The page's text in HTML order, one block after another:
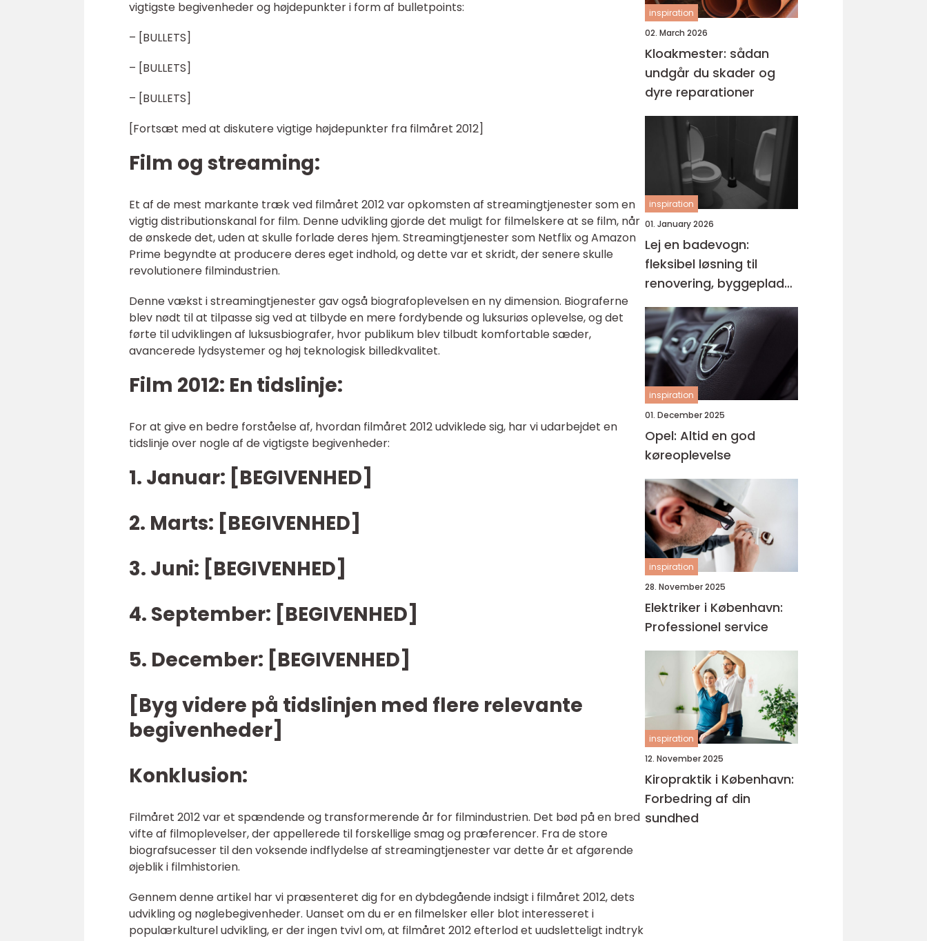
vigtigste begivenheder og højdepunkter i form af bulletpoints:
– [BULLETS]
– [BULLETS]
– [BULLETS]
[Fortsæt med at diskutere vigtige højdepunkter fra filmåret 2012]
Film og streaming:
Et af de mest markante træk ved filmåret 2012 var opkomsten af streamingtjenester som en
vigtig distributionskanal for film. Denne udvikling gjorde det muligt for filmelskere at se film, når
de ønskede det, uden at skulle forlade deres hjem. Streamingtjenester som Netflix og Amazon
Prime begyndte at producere deres eget indhold, og dette var et skridt, der senere skulle
revolutionere filmindustrien.
Denne vækst i streamingtjenester gav også biografoplevelsen en ny dimension. Biograferne
blev nødt til at tilpasse sig ved at tilbyde en mere fordybende og luksuriøs oplevelse, og det
førte til udviklingen af luksusbiografer, hvor publikum blev tilbudt komfortable sæder,
avancerede lydsystemer og høj teknologisk billedkvalitet.
Film 2012: En tidslinje:
For at give en bedre forståelse af, hvordan filmåret 2012 udviklede sig, har vi udarbejdet en
tidslinje over nogle af de vigtigste begivenheder:
1. Januar: [BEGIVENHED]
2. Marts: [BEGIVENHED]
3. Juni: [BEGIVENHED]
4. September: [BEGIVENHED]
5. December: [BEGIVENHED]
[Byg videre på tidslinjen med flere relevante
begivenheder]
Konklusion:
Filmåret 2012 var et spændende og transformerende år for filmindustrien. Det bød på en bred
vifte af filmoplevelser, der appellerede til forskellige smag og præferencer. Fra de store
biografsucesser til den voksende indflydelse af streamingtjenester var dette år et afgørende
øjeblik i filmhistorien.
Gennem denne artikel har vi præsenteret dig for en dybdegående indsigt i filmåret 2012, dets
udvikling og nøglebegivenheder. Uanset om du er en filmelsker eller blot interesseret i
populærkulturel udvikling, er der ingen tvivl om, at filmåret 2012 efterlod et uudsletteligt indtryk
inspiration
02. March 2026
Kloakmester: sådan
undgår du skader og
dyre reparationer
inspiration
01. January 2026
Lej en badevogn:
fleksibel løsning til
renovering, byggeplads
og events
inspiration
01. December 2025
Opel: Altid en god
køreoplevelse
inspiration
28. November 2025
Elektriker i København:
Professionel service
inspiration
12. November 2025
Kiropraktik i København:
Forbedring af din
sundhed